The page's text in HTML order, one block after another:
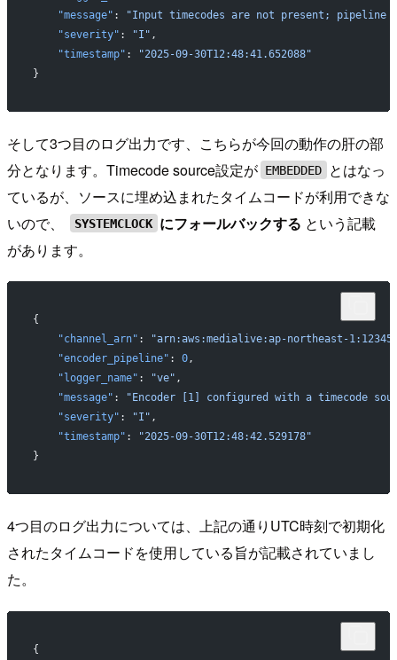
    "message"
:
"Input timecodes are not present; pipeline
    "severity"
: "I" ,
    "timestamp"
:
"2025-09-30T12:48:41.652088"
}
そして3つ目のログ出力です、こちらが今回の動作の肝の部
分となります。Timecode source設定が EMBEDDED
とはなっ
ているが、ソースに埋め込まれたタイムコードが利用できな
いので、
SYSTEMCLOCK にフォールバックする という記載
があります。
{
    "channel_arn"
:
"arn:aws:medialive:ap-northeast-
    "encoder_pipeline"
: 0,
    "logger_name"
: "ve" ,
    "message"
:
"Encoder [1] configured with a timecode
    "severity"
: "I" ,
    "timestamp"
:
"2025-09-30T12:48:42.529178"
}
4つ目のログ出力については、上記の通りUTC時刻で初期化
されたタイムコードを使用している旨が記載されていまし
た。
{